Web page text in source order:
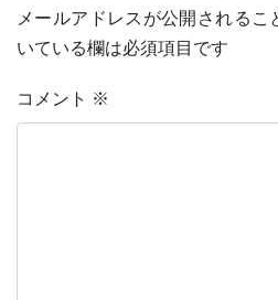
メールアドレスが公開されるこ
いている欄は必須項目です
コメント ※